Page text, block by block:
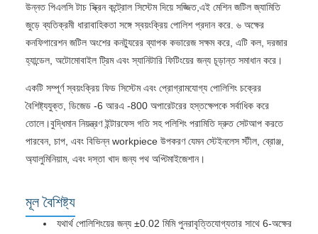
উন্নত পিএলসি টাচ স্ক্রিন কন্ট্রোল সিস্টেম দিয়ে সজ্জিত,এই মেশিন জটিল জ্যামিতি
জুড়ে ব্যতিক্রমী ধারাবাহিকতা সঙ্গে স্বয়ংক্রিয় পোলিশ প্রদান করে. ৬ অক্ষের
কনফিগারেশন জটিল অংশের কনট্যুরের ব্যাপক কভারেজ সক্ষম করে, এটি কল, দরজার
হ্যান্ডেল, অটোমোবাইল ট্রিম এবং স্যানিটারি ফিটিংয়ের জন্য চূড়ান্ত সমাধান করে।
একটি সম্পূর্ণ স্বয়ংক্রিয় ফিড সিস্টেম এবং প্রোগ্রামযোগ্য পোলিশিং চক্রের
বৈশিষ্ট্যযুক্ত, ডিজেড -6 আরএ -800 অপারেটরের হস্তক্ষেপকে সর্বাধিক করে
তোলে।বুদ্ধিমান নিয়ন্ত্রণ ইন্টারফেস গতি সহ পলিশিং পরামিতি দ্রুত সেটআপ করতে
পারবেন, চাপ, এবং বিভিন্ন workpiece উপকরণ যেমন স্টেইনলেস স্টীল, ব্রোঞ্জ,
অ্যালুমিনিয়াম, এবং দস্তা খাদ জন্য পথ অপ্টিমাইজেশান।
মূল বৈশিষ্ট্য
যথার্থ পোলিশিংয়ের জন্য ±0.02 মিমি পুনরাবৃত্তিযোগ্যতার সাথে 6-অক্ষের